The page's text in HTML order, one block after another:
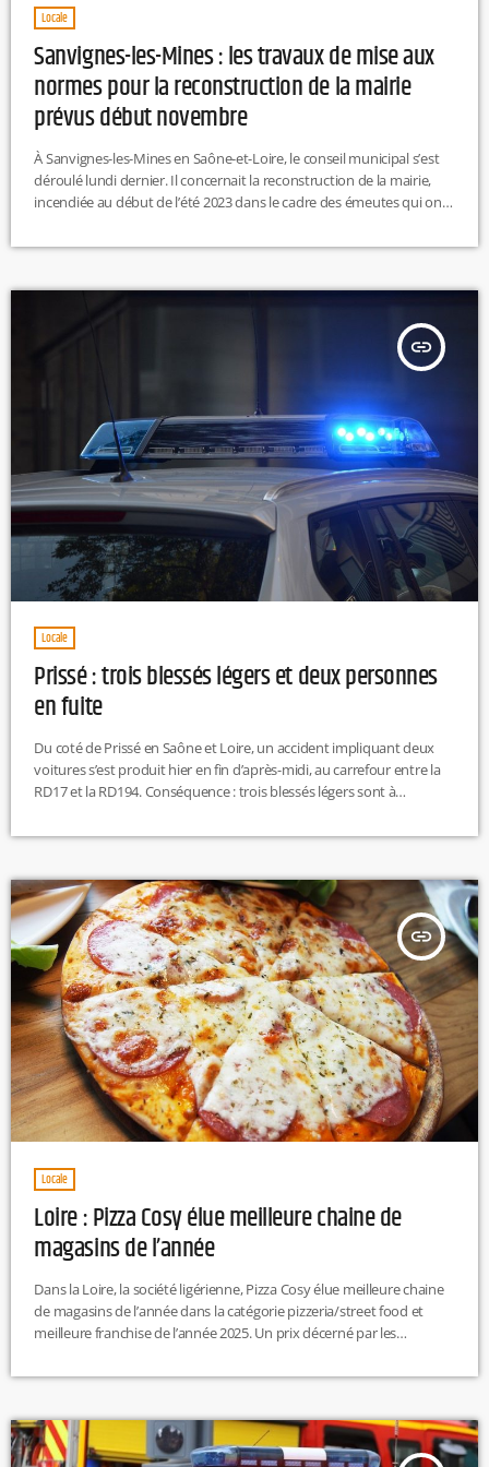
Locale
Sanvignes-les-Mines : les travaux de mise aux
normes pour la reconstruction de la mairie
prévus début novembre
À Sanvignes-les-Mines en Saône-et-Loire, le conseil municipal s’est
déroulé lundi dernier. Il concernait la reconstruction de la mairie,
incendiée au début de l’été 2023 dans le cadre des émeutes qui ont
commenceront début novembre pour un comptant près de 2
insert_link
Locale
Prissé : trois blessés légers et deux personnes
en fuite
Du coté de Prissé en Saône et Loire, un accident impliquant deux
voitures s’est produit hier en fin d’après-midi, au carrefour entre la
RD17 et la RD194. Conséquence : trois blessés légers sont à
impliqué ont pris la fuite. Ils sont actuellement recherchés par les
insert_link
Locale
Loire : Pizza Cosy élue meilleure chaine de
magasins de l’année
Dans la Loire, la société ligérienne, Pizza Cosy élue meilleure chaine
de magasins de l’année dans la catégorie pizzeria/street food et
meilleure franchise de l’année 2025. Un prix décerné par les
avoir voté. Le groupe, rappelons-le, compte aujourd’hui plus d’une